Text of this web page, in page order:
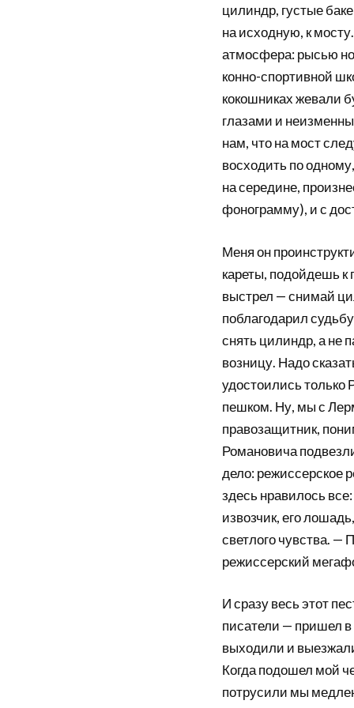
цилиндр, густые
на исходную, к
атмосфера: рысью
конно-спортивной
кокошниках жевали
глазами и
нам, что на мост
восходить по
на середине,
фонограмму), и с
Меня он
кареты, подойдешь
выстрел — снимай
поблагодарил
снять цилиндр, а не
возницу. Надо
удостоились только
пешком. Ну, мы с
правозащитник,
Романовича
дело: режиссерское
здесь нравилось
извозчик, его
светлого чувства. —
режиссерский
И сразу весь этот
писатели — пришел
выходили и
Когда подошел мой
потрусили мы